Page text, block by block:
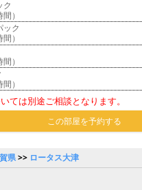
ク
）
ック
）
）
）
ては別途ご相談となります。
この部屋を予約する
県>> ロータス大津